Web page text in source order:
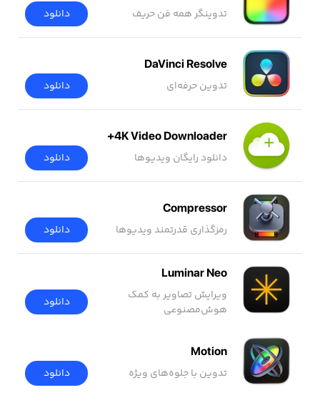
تدوینگر همه فن حریف دانلود
DaVinci Resolve
تدوین حرفه‌ای دانلود
4K Video Downloader+
دانلود رایگان ویدیوها دانلود
Compressor
رمزگذاری قدرتمند ویدیوها دانلود
Luminar Neo
ویرایش تصاویر به کمک
هوش‌مصنوعی
دانلود
Motion
تدوین با جلوه‌های ویژه دانلود